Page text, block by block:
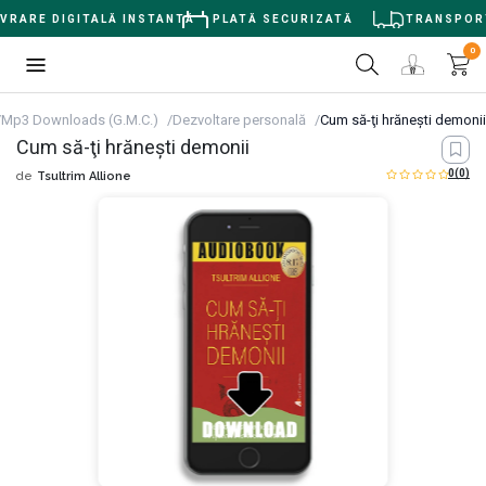
DIGITALĂ INSTANTĂ PLATĂ SECURIZATĂ
0
Mp3 Downloads (G.M.C.) Dezvoltare personală Cum să-ţi hrăneşti demonii
Cum să-ţi hrăneşti demonii
de Tsultrim Allione 0(0)